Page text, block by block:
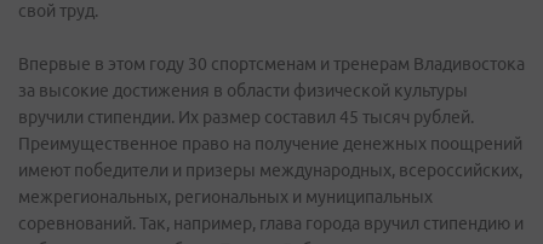
свой труд.
Впервые в этом году 30 спортсменам и тренерам Владивостока
за высокие достижения в области физической культуры
вручили стипендии. Их размер составил 45 тысяч рублей.
Преимущественное право на получение денежных поощрений
имеют победители и призеры международных, всероссийских,
межрегиональных, региональных и муниципальных
соревнований. Так, например, глава города вручил стипендию и